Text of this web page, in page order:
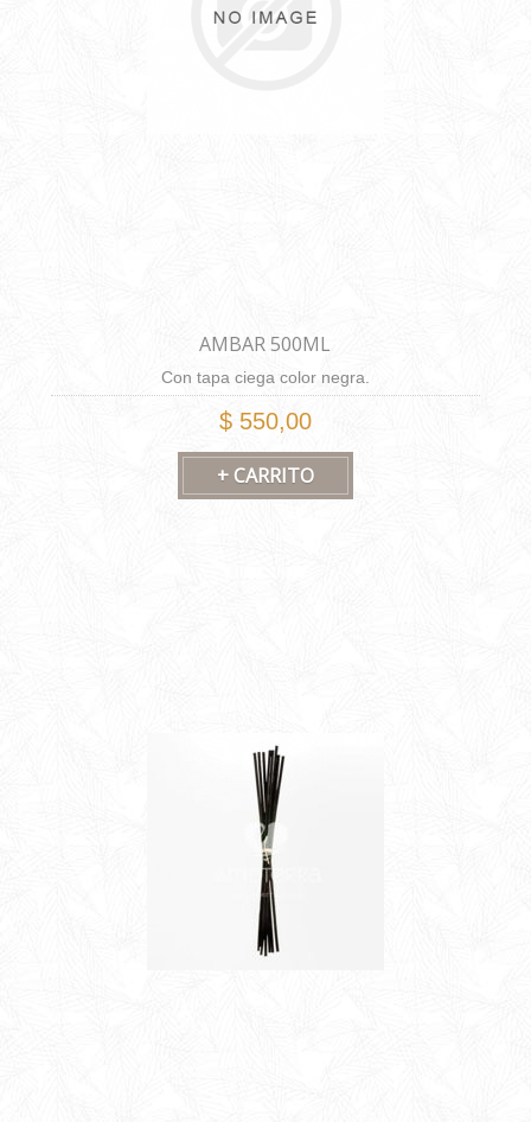
AMBAR 500ML
Con tapa ciega color negra.
$ 550,00